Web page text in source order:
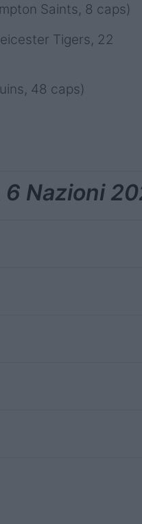
Saints, 8 caps)
Tigers, 22
48 caps)
6 Nazioni